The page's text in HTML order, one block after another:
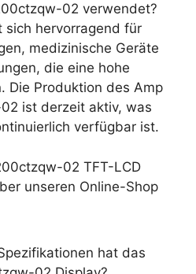
02 verwendet?
sich hervorragend für
medizinische Geräte
die eine hohe
Die Produktion des Amp
ist derzeit aktiv, was
verfügbar ist.
02 TFT-LCD
unseren Online-Shop
hat das